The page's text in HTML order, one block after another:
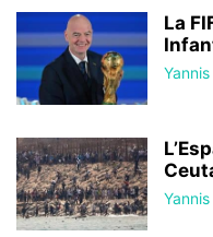
La
Yannis
Yannis